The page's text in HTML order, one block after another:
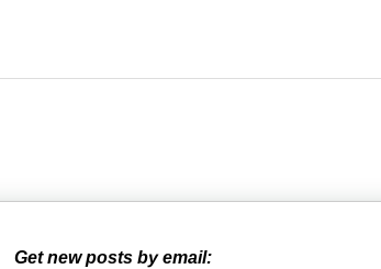
Get new posts by email: